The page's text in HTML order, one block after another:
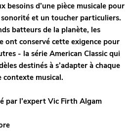
besoins d’une pièce musicale pour
et un toucher particuliers.
batteurs de la planète, les
ont conservé cette exigence pour
- la série American Classic qui
destinés à s’adapter à chaque
musical.
par l’expert Vic Firth Algam